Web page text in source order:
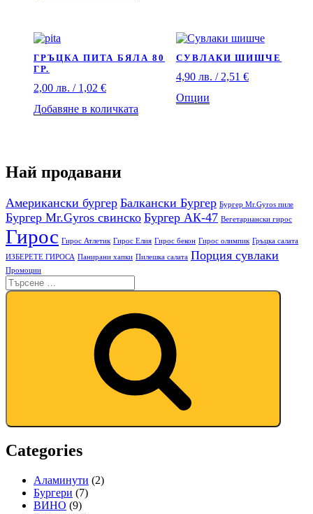
ГРЪЦКА ПИТА БЯЛА 80
ГР.
2,00 лв. / 1,02 €
Добавяне в количката
СУВЛАКИ ШИШЧЕ
4,90 лв. / 2,51 €
Опции
Най продавани
Американски бургер Балкански Бургер Бургер Mr.Gyros пиле
Бургер Mr.Gyros свинско Бургер АК-47 Вегетариански гирос
Гирос Гирос Атлетик Гирос Елия Гирос бекон Гирос олимпик Гръцка салата
ИЗБЕРЕТЕ ГИРОСА Панирани хапки Пилешка салата Порция сувлаки
Промоции
Categories
Аламинути (2)
Бургери (7)
ВИНО (9)